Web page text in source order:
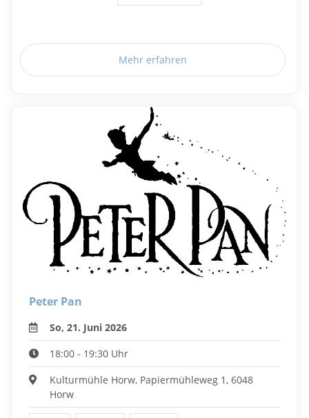
Mehr erfahren
Peter Pan
So, 21. Juni 2026
18:00 - 19:30 Uhr
Kulturmühle Horw, Papiermühleweg 1, 6048
Horw